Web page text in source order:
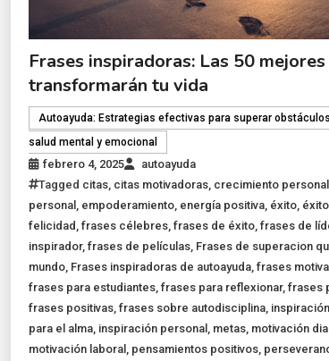
Frases inspiradoras: Las 50
transformarán tu vida
Autoayuda: Estrategias efectivas para superar
salud mental y emocional
febrero 4, 2025
autoayuda
Tagged citas citas motivadoras crecimiento personal
personal
empoderamiento energía positiva éxito
felicidad ,frases célebres ,frases de éxito ,frases de
inspirador,frases de películas Frases de superacion
mundo Frases inspiradoras de autoayuda ,frases
frases para estudiantes ,frases para reflexionar,frases
frases positivas ,frases sobre autodisciplina inspiración
para el alma inspiración personal metas motivación
motivación laboral
pensamientos positivos